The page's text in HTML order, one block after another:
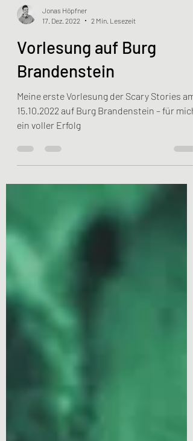
17. Dez. 2022
2 Min. Lesezeit
Vorlesung auf Burg
Brandenstein
Meine erste Vorlesung der Scary Stories am
15.10.2022 auf Burg Brandenstein – für mich
ein voller Erfolg